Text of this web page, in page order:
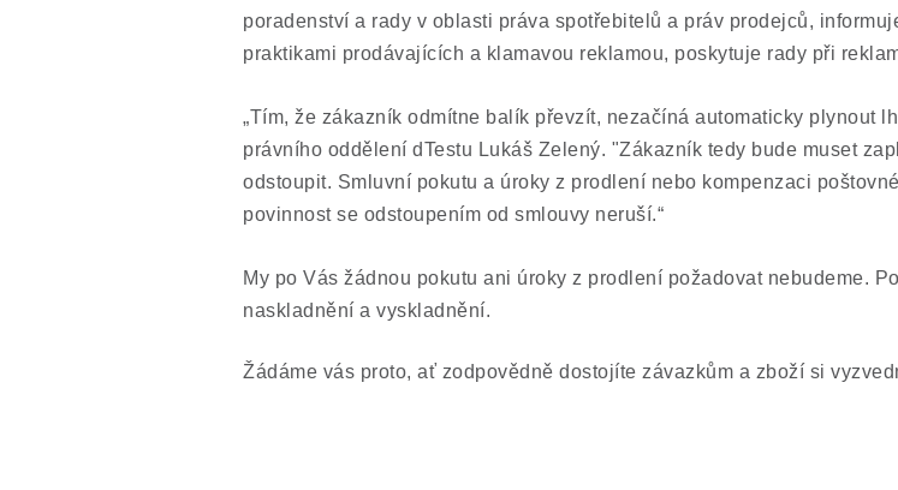
poradenství a rady v oblasti práva spotřebitelů a práv prodejců,
praktikami prodávajících a klamavou reklamou, poskytuje rady při
„Tím, že zákazník odmítne balík převzít, nezačíná automaticky plynout
právního oddělení dTestu Lukáš Zelený. "Zákazník tedy bude muset
odstoupit. Smluvní pokutu a úroky z prodlení nebo kompenzaci
povinnost se odstoupením od smlouvy neruší.“
My po Vás žádnou pokutu ani úroky z prodlení požadovat nebudeme.
naskladnění a vyskladnění.
Žádáme vás proto, ať zodpovědně dostojíte závazkům a zboží si